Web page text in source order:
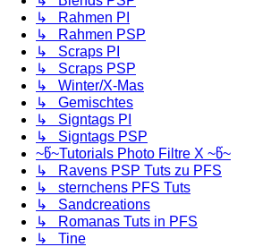
↳ Rahmen PI
↳ Rahmen PSP
↳ Scraps PI
↳ Scraps PSP
↳ Winter/X-Mas
↳ Gemischtes
↳ Signtags PI
↳ Signtags PSP
~წ~Tutorials Photo Filtre X ~წ~
↳ Ravens PSP Tuts zu PFS
↳ sternchens PFS Tuts
↳ Sandcreations
↳ Romanas Tuts in PFS
↳ Tine